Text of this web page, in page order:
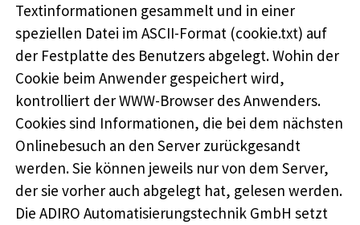
Textinformationen gesammelt und in einer
speziellen Datei im ASCII-Format (cookie.txt) auf
der Festplatte des Benutzers abgelegt. Wohin der
Cookie beim Anwender gespeichert wird,
kontrolliert der WWW-Browser des Anwenders.
Cookies sind Informationen, die bei dem nächsten
Onlinebesuch an den Server zurückgesandt
werden. Sie können jeweils nur von dem Server,
der sie vorher auch abgelegt hat, gelesen werden.
Die ADIRO Automatisierungstechnik GmbH setzt